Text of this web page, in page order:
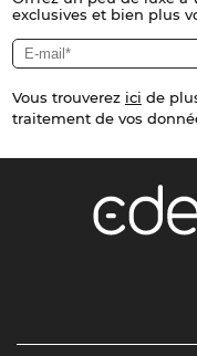
exclusives et bien plus
Vous trouverez ici de
traitement de vos